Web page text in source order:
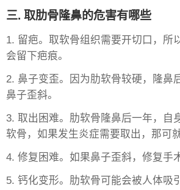
三. 取肋骨隆鼻的危害有哪些
1. 留疤。取软骨组织需要开切口，所
会留下疤痕。
2. 鼻子变歪。因为肋软骨较硬，隆鼻
鼻子歪斜。
3. 取出困难。肋软骨隆鼻后一年，自
软骨，如果发生炎症需要取出，那可
4. 修复困难。如果鼻子歪斜，修复手
5. 钙化变形。肋软骨可能会被人体吸